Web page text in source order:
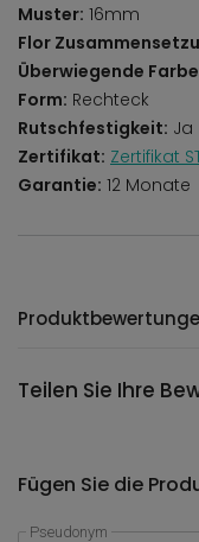
Muster: 16mm
Flor
Überwiegende
Form: Rechteck
Rutschfestigkeit: Ja
Zertifikat: Zertifikat
Garantie: 12 Monate
Teilen Sie Ihre
Fügen Sie die
Pseudonym